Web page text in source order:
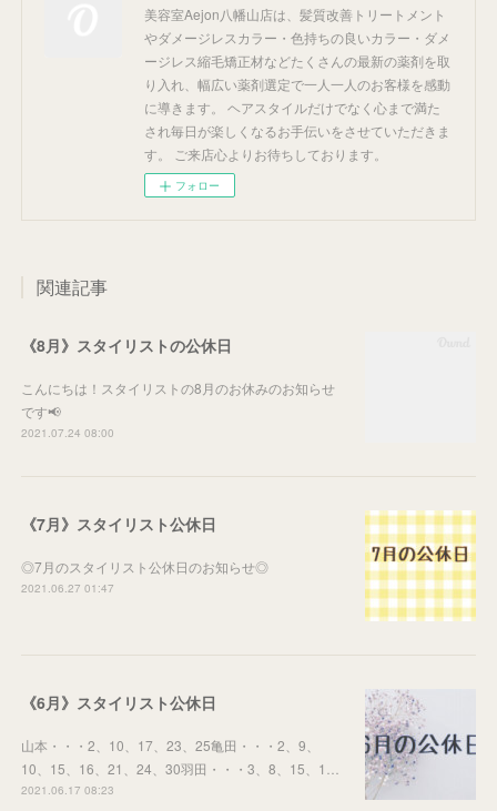
美容室Aejon八幡山店は、髪質改善トリートメント
やダメージレスカラー・色持ちの良いカラー・ダメ
ージレス縮毛矯正材などたくさんの最新の薬剤を取
り入れ、幅広い薬剤選定で一人一人のお客様を感動
に導きます。 ヘアスタイルだけでなく心まで満た
され毎日が楽しくなるお手伝いをさせていただきま
す。 ご来店心よりお待ちしております。
フォロー
関連記事
《8月》スタイリストの公休日
こんにちは！スタイリストの8月のお休みのお知らせ
です📢
2021.07.24 08:00
《7月》スタイリスト公休日
◎7月のスタイリスト公休日のお知らせ◎
2021.06.27 01:47
《6月》スタイリスト公休日
山本・・・2、10、17、23、25亀田・・・2、9、
10、15、16、21、24、30羽田・・・3、8、15、1…
2021.06.17 08:23